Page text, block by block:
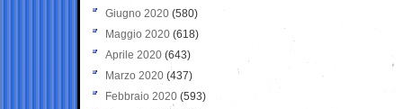
Giugno 2020 (580)
Maggio 2020 (618)
Aprile 2020 (643)
Marzo 2020 (437)
Febbraio 2020 (593)